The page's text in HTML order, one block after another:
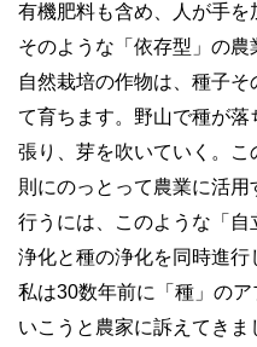
有機肥料も含め、人が手を
そのような「依存型」の農
自然栽培の作物は、種子
て育ちます。野山で種が
張り、芽を吹いていく。
則にのっとって農業に活
行うには、このような「
浄化と種の浄化を同時進行
私は30数年前に「種」の
いこうと農家に訴えてき